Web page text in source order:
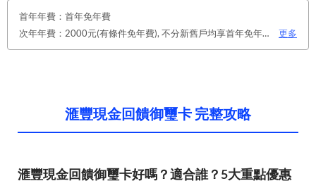
首年年費：首年免年費
次年年費：2000元(有條件免年費), 不分新舊戶均享首年免年費，第二年起符合以下條件享年費優惠辦法： 1.使用非紙本帳單(電子帳單或行動帳單)終身免年費。 2.前一年消費滿8 萬或 12 次享次年免年費。
更多
滙豐現金回饋御璽卡 完整攻略
滙豐現金回饋御璽卡好嗎？適合誰？5大重點優惠